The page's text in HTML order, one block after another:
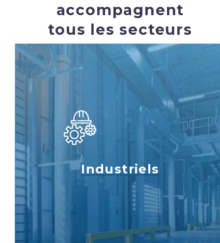
accompagnent
tous les secteurs
Industriels